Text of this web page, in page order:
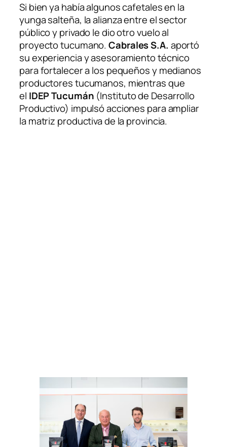
Si bien ya había algunos cafetales en la
yunga salteña, la alianza entre el sector
público y privado le dio otro vuelo al
proyecto tucumano.Cabrales S.A. aportó
su experiencia y asesoramiento técnico
para fortalecer a los pequeños y medianos
productores tucumanos, mientras que
el IDEP Tucumán (Instituto de Desarrollo
Productivo) impulsó acciones para ampliar
la matriz productiva de la provincia.